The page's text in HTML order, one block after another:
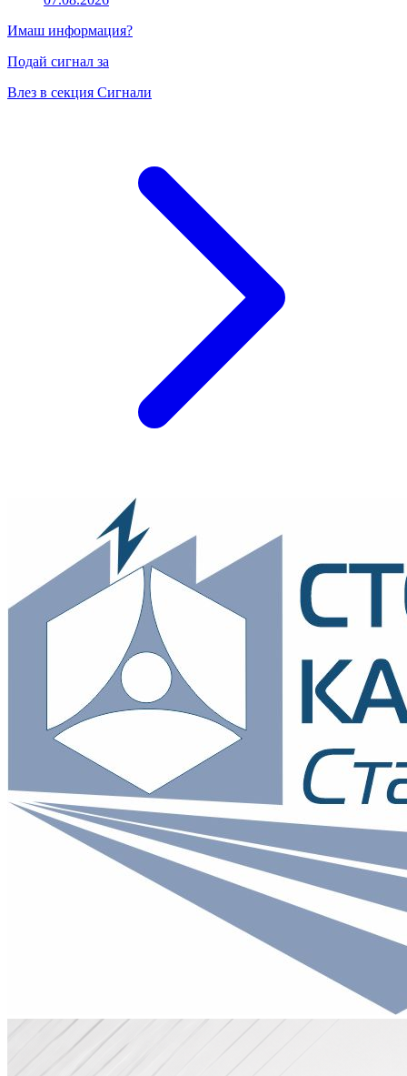
Имаш информация?
Подай сигнал за
Влез в секция Сигнали